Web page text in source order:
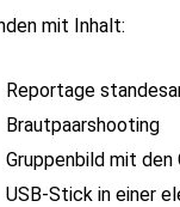
mit Inhalt:
Reportage
Brautpaarshooting
Gruppenbild mit den
USB-Stick in einer